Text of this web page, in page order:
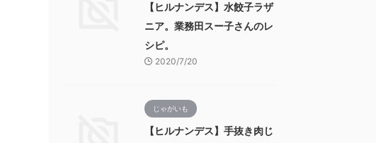
【ヒルナンデス】水餃子ラザ
ニア。業務田スー子さんのレ
シピ。
2020/7/20
じゃがいも
【ヒルナンデス】手抜き肉じ